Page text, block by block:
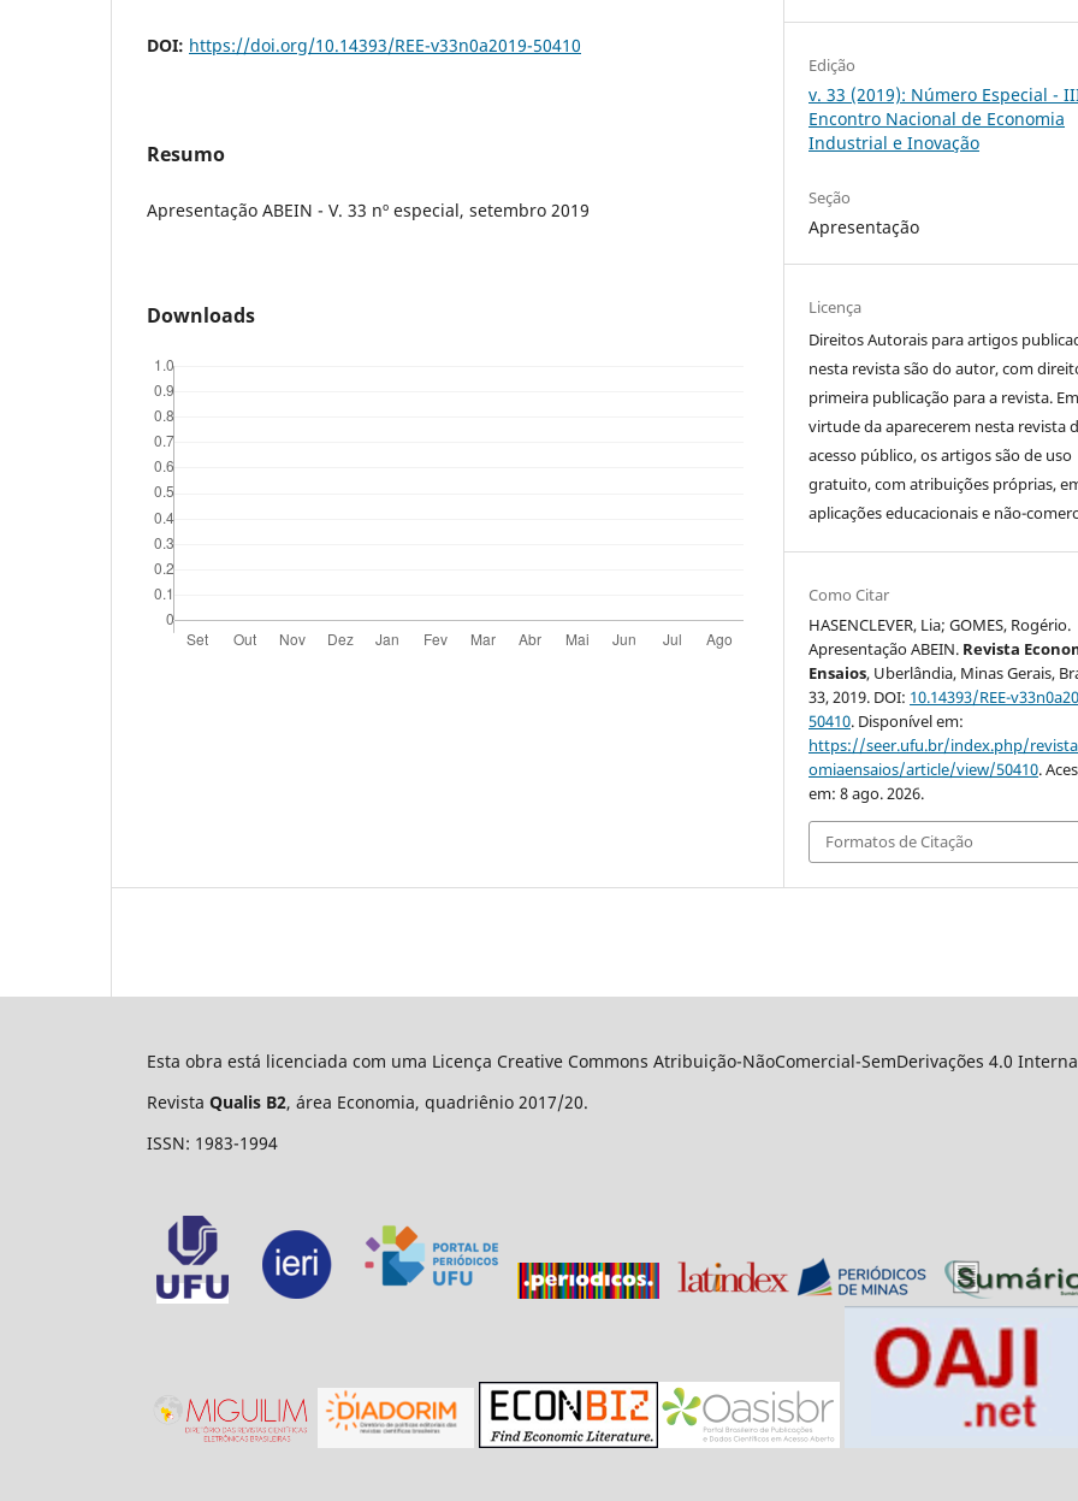
DOI: https://doi.org/10.14393/REE-v33n0a2019-50410
Resumo
Apresentação ABEIN - V. 33 nº especial, setembro 2019
Downloads
Edição
v. 33 (2019): Número Especial -
Encontro Nacional de Economia
Industrial e Inovação
Seção
Apresentação
Licença
Direitos Autorais para artigos
nesta revista são do autor, com
primeira publicação para a revista. Em
virtude da aparecerem nesta revista
acesso público, os artigos são de uso
gratuito, com atribuições próprias,
aplicações educacionais e não-
Como Citar
HASENCLEVER, Lia; GOMES, Rogério.
Apresentação ABEIN. Revista
Ensaios, Uberlândia, Minas Gerais,
33, 2019. DOI: 10.14393/REE-
50410. Disponível em:
https://seer.ufu.br/index.php/
omiaensaios/article/view/50410.
em: 8 ago. 2026.
Formatos de Citação
Esta obra está licenciada com uma Licença Creative Commons Atribuição-NãoComercial-SemDerivações 4.0
Revista Qualis B2, área Economia, quadriênio 2017/20.
ISSN: 1983-1994